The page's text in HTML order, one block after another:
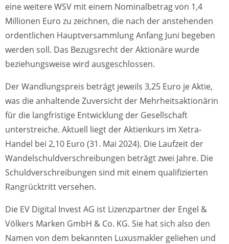
eine weitere WSV mit einem Nominalbetrag von 1,4
Millionen Euro zu zeichnen, die nach der anstehenden
ordentlichen Hauptversammlung Anfang Juni begeben
werden soll. Das Bezugsrecht der Aktionäre wurde
beziehungsweise wird ausgeschlossen.
Der Wandlungspreis beträgt jeweils 3,25 Euro je Aktie,
was die anhaltende Zuversicht der Mehrheitsaktionärin
für die langfristige Entwicklung der Gesellschaft
unterstreiche. Aktuell liegt der Aktienkurs im Xetra-
Handel bei 2,10 Euro (31. Mai 2024). Die Laufzeit der
Wandelschuldverschreibungen beträgt zwei Jahre. Die
Schuldverschreibungen sind mit einem qualifizierten
Rangrücktritt versehen.
Die EV Digital Invest AG ist Lizenzpartner der Engel &
Völkers Marken GmbH & Co. KG. Sie hat sich also den
Namen von dem bekannten Luxusmakler geliehen und